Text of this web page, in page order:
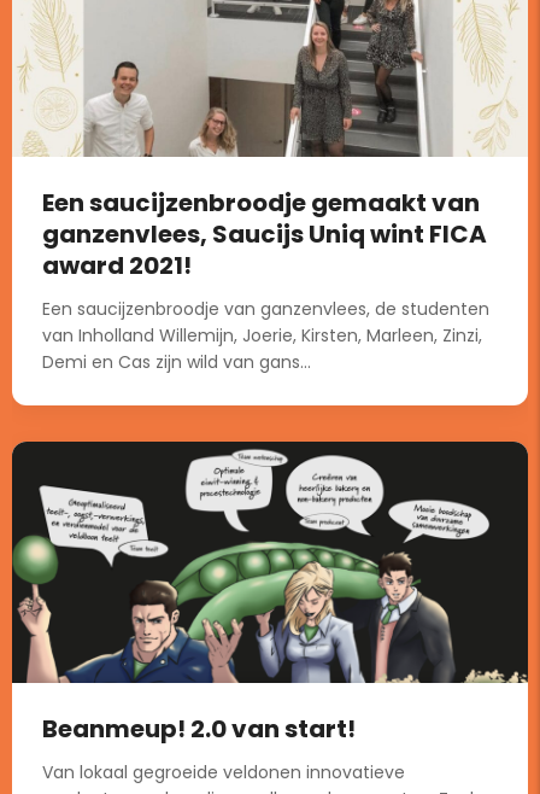
Een saucijzenbroodje gemaakt van
ganzenvlees, Saucijs Uniq wint FICA
award 2021!
Een saucijzenbroodje van ganzenvlees, de studenten
van Inholland Willemijn, Joerie, Kirsten, Marleen, Zinzi,
Demi en Cas zijn wild van gans...
Beanmeup! 2.0 van start!
Van lokaal gegroeide veldonen innovatieve